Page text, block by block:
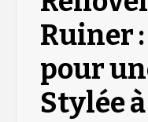
Ruiner
pour
Stylée